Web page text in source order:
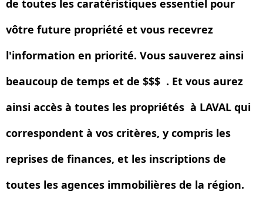
de toutes les caratéristiques essentiel pour
vôtre future propriété et vous recevrez
l'information en priorité. Vous sauverez ainsi
beaucoup de temps et de $$$ . Et vous aurez
ainsi accès à toutes les propriétés à LAVAL qui
correspondent à vos critères, y compris les
reprises de finances, et les inscriptions de
toutes les agences immobilières de la région.